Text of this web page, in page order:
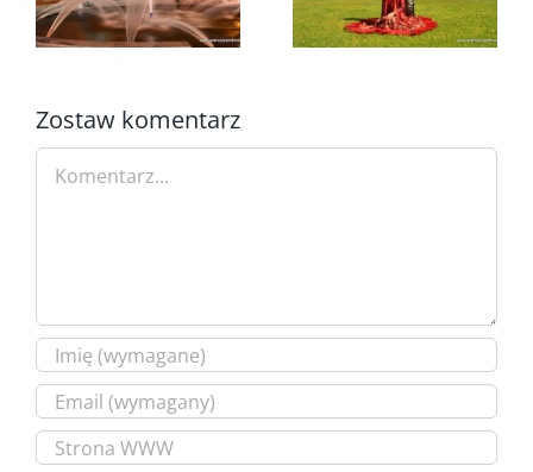
będzie mi
brakowało w
ludzie nie są źli
Zostaw komentarz
Comment